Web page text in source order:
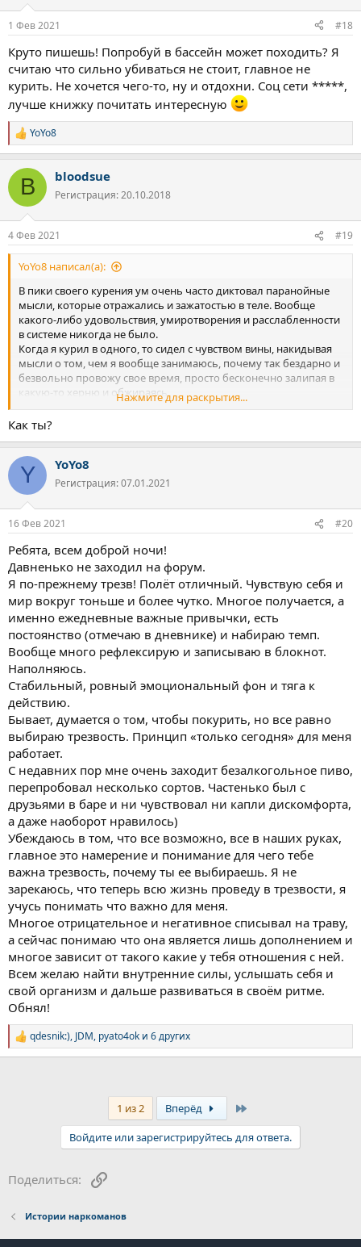
1 Фев 2021 #18
Круто пишешь! Попробуй в бассейн может походить? Я
считаю что сильно убиваться не стоит, главное не
курить. Не хочется чего-то, ну и отдохни. Соц сети *****,
лучше книжку почитать интересную
Р
е
к
и
YoYo8
B bloodsue
Регистрация: 20.10.2018
4 Фев 2021 #19
YoYo8 написал(а):
В пики своего курения ум очень часто диктовал паранойные
мысли, которые отражались и зажатостью в теле. Вообще
какого-либо удовольствия, умиротворения и расслабленности
в системе никогда не было.
Когда я курил в одного, то сидел с чувством вины, накидывая
мысли о том, чем я вообще занимаюсь, почему так бездарно и
безвольно провожу свое время, просто бесконечно залипая в
какую-то херню и обжираясь.
Куря в компании, я испытывал сильные чувства страха,
которые никак не мог объяснить, меня просто потрясывало.
оцепенение, цеплялся за противные эмоции и раскручивал их у
себя в голове, просто война творилась, а внешне как мне
казалось оставался невозмутим, хотя это не так. Порой
невербалика может сказать больше, чем слова.
Нажмите для раскрытия...
Как ты?
Y YoYo8
Регистрация: 07.01.2021
16 Фев 2021 #20
Ребята, всем доброй ночи!
Давненько не заходил на форум.
Я по-прежнему трезв! Полёт отличный. Чувствую себя и
мир вокруг тоньше и более чутко. Многое получается, а
именно ежедневные важные привычки, есть
постоянство (отмечаю в дневнике) и набираю темп.
Вообще много рефлексирую и записываю в блокнот.
Наполняюсь.
Стабильный, ровный эмоциональный фон и тяга к
действию.
Бывает, думается о том, чтобы покурить, но все равно
выбираю трезвость. Принцип «только сегодня» для меня
работает.
С недавних пор мне очень заходит безалкогольное пиво,
перепробовал несколько сортов. Частенько был с
друзьями в баре и ни чувствовал ни капли дискомфорта,
а даже наоборот нравилось)
Убеждаюсь в том, что все возможно, все в наших руках,
главное это намерение и понимание для чего тебе
важна трезвость, почему ты ее выбираешь. Я не
зарекаюсь, что теперь всю жизнь проведу в трезвости, я
учусь понимать что важно для меня.
Многое отрицательное и негативное списывал на траву,
а сейчас понимаю что она является лишь дополнением и
многое зависит от такого какие у тебя отношения с ней.
Всем желаю найти внутренние силы, услышать себя и
свой организм и дальше развиваться в своём ритме.
Обнял!
Р
е
qdesnik:), JDM, pyato4ok и 6 других
1 из 2 Вперёд
Войдите или зарегистрируйтесь для ответа.
Поделиться: Ссылка
Истории наркоманов